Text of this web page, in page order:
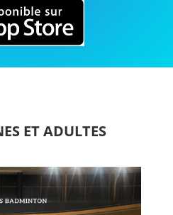
ET ADULTES